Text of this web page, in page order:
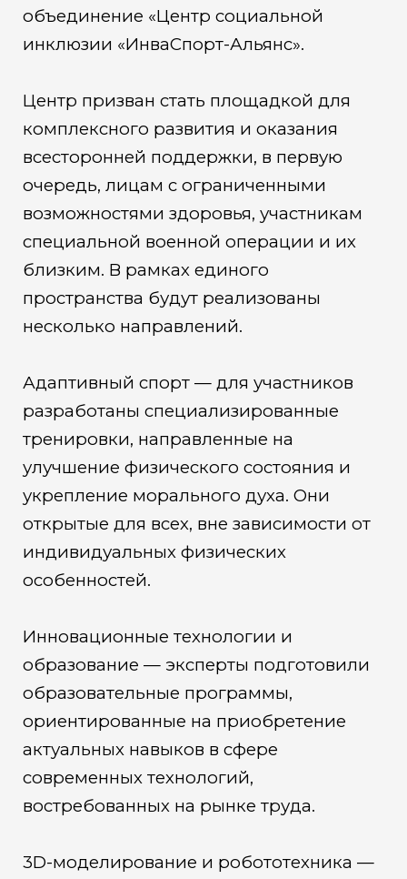
объединение «Центр социальной
инклюзии «ИнваСпорт-Альянс».
Центр призван стать площадкой для
комплексного развития и оказания
всесторонней поддержки, в первую
очередь, лицам с ограниченными
возможностями здоровья, участникам
специальной военной операции и их
близким. В рамках единого
пространства будут реализованы
несколько направлений.
Адаптивный спорт — для участников
разработаны специализированные
тренировки, направленные на
улучшение физического состояния и
укрепление морального духа. Они
открытые для всех, вне зависимости от
индивидуальных физических
особенностей.
Инновационные технологии и
образование — эксперты подготовили
образовательные программы,
ориентированные на приобретение
актуальных навыков в сфере
современных технологий,
востребованных на рынке труда.
3D-моделирование и робототехника —